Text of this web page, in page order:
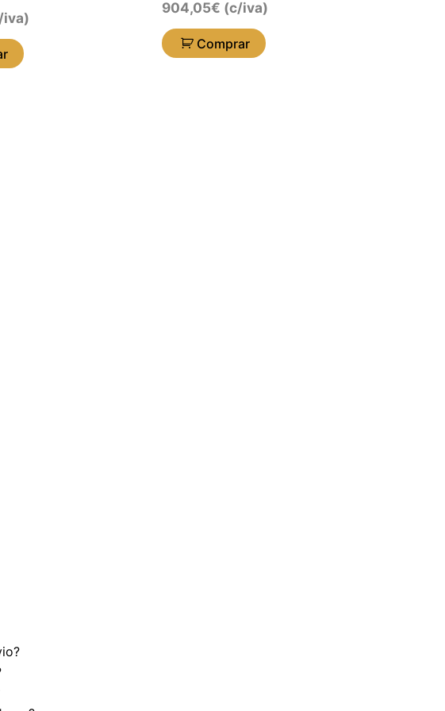
iva)
904,05€ (c/iva)
Comprar